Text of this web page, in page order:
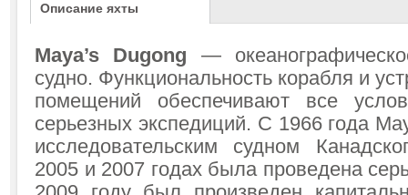
Описание яхты
Maya’s Dugong —
судно. Функциональность корабля и
помещений обеспечивают все
серьезных экспедиций. С 1966 года
исследовательским судном
2005 и 2007 годах была проведена